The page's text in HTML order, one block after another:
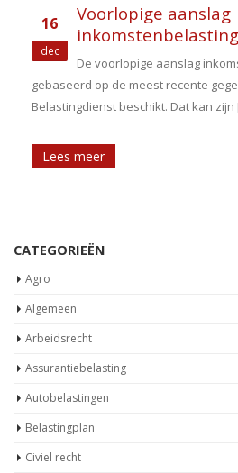
16
dec
Voorlopige aanslag
De voorlopige aanslag
gebaseerd op de meest recente
Belastingdienst beschikt. Dat kan zijn
Lees meer
CATEGORIEËN
Agro
Algemeen
Arbeidsrecht
Assurantiebelasting
Autobelastingen
Belastingplan
Civiel recht